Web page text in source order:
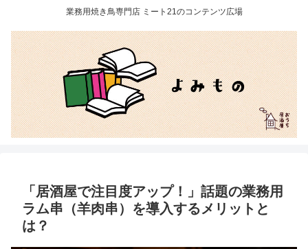
業務用焼き鳥専門店 ミート21のコンテンツ広場
「居酒屋で注目度アップ！」話題の業務用
ラム串（羊肉串）を導入するメリットと
は？